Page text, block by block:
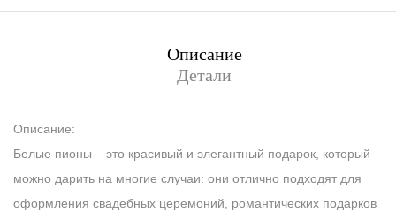
Описание
Детали
Описание:
Белые пионы – это красивый и элегантный подарок, который
можно дарить на многие случаи: они отлично подходят для
оформления свадебных церемоний, романтических подарков